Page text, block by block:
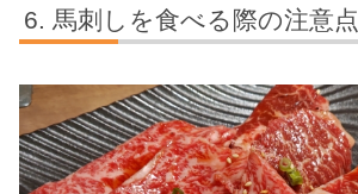
馬刺しを食べる際の注意点